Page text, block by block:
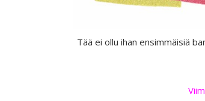
Tää ei ollu ihan ensimmäisiä